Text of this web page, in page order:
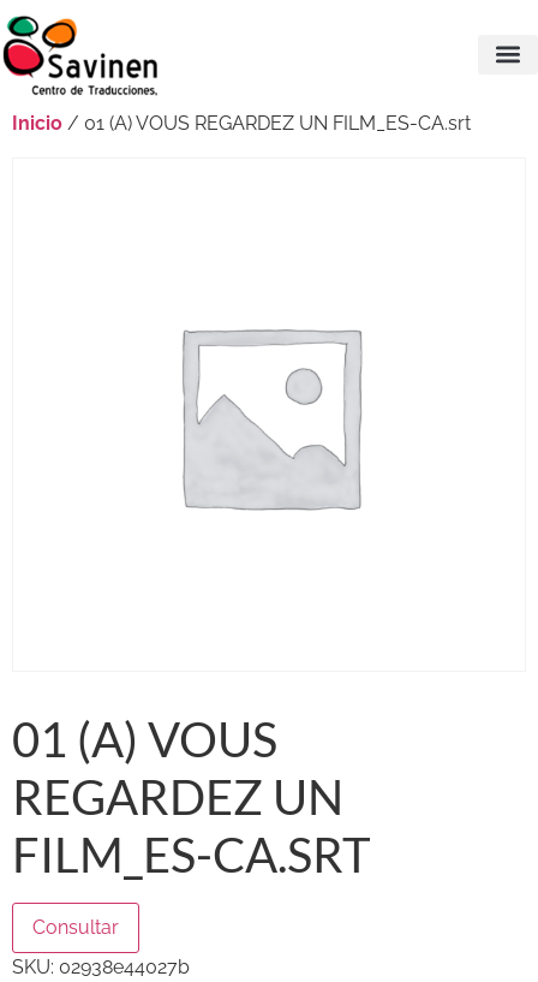
Inicio / 01 (A) VOUS REGARDEZ UN FILM_ES-CA.srt
01 (A) VOUS
REGARDEZ UN
FILM_ES-CA.SRT
Consultar
SKU: 02938e44027b